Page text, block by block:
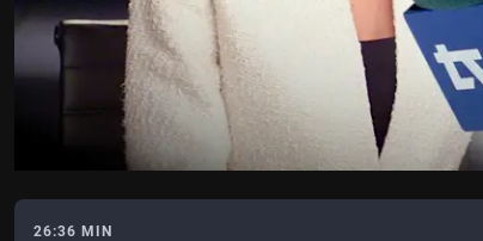
26:36 MIN